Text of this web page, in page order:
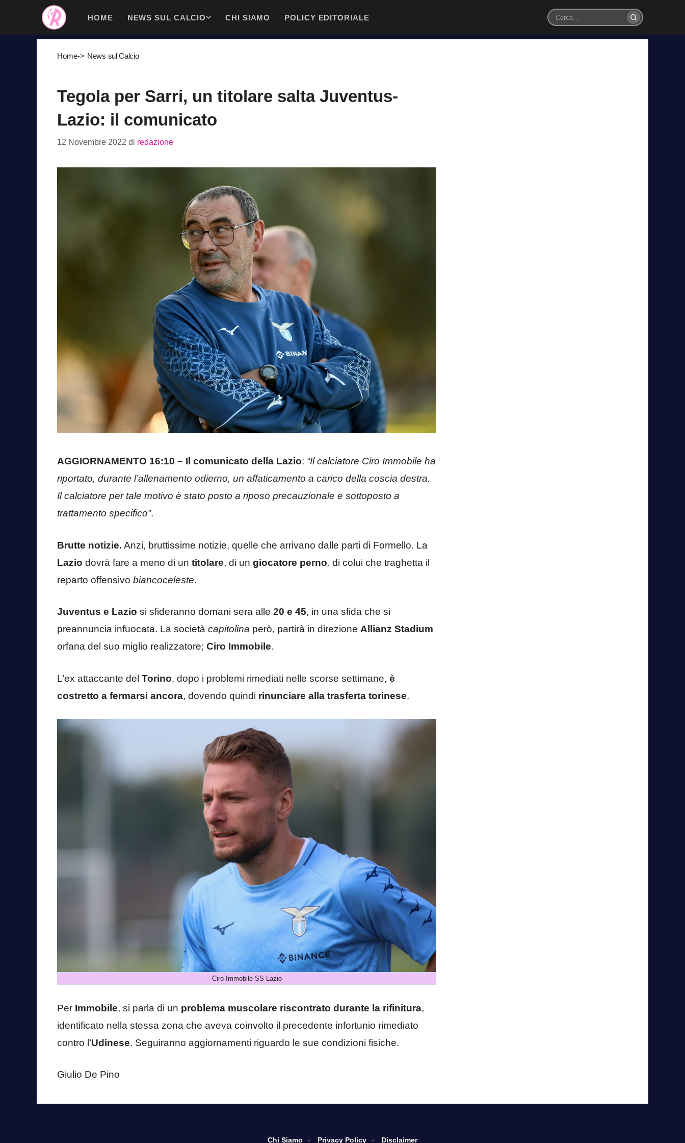
contenuto
HOME NEWS SUL CALCIO CHI SIAMO POLICY EDITORIALE
Cerca
Home-> News sul Calcio
Tegola per Sarri, un titolare salta Juventus-
Lazio: il comunicato
12 Novembre 2022 di redazione
AGGIORNAMENTO 16:10 – Il comunicato della Lazio: “Il calciatore Ciro Immobile ha
riportato, durante l’allenamento odierno, un affaticamento a carico della coscia destra.
Il calciatore per tale motivo è stato posto a riposo precauzionale e sottoposto a
trattamento specifico”.
Brutte notizie. Anzi, bruttissime notizie, quelle che arrivano dalle parti di Formello. La
Lazio dovrà fare a meno di un titolare, di un giocatore perno, di colui che traghetta il
reparto offensivo biancoceleste.
Juventus e Lazio si sfideranno domani sera alle 20 e 45, in una sfida che si
preannuncia infuocata. La società capitolina però, partirà in direzione Allianz Stadium
orfana del suo miglio realizzatore; Ciro Immobile.
L’ex attaccante del Torino, dopo i problemi rimediati nelle scorse settimane, è
costretto a fermarsi ancora, dovendo quindi rinunciare alla trasferta torinese.
Ciro Immobile SS Lazio
Per Immobile, si parla di un problema muscolare riscontrato durante la rifinitura,
identificato nella stessa zona che aveva coinvolto il precedente infortunio rimediato
contro l’Udinese. Seguiranno aggiornamenti riguardo le sue condizioni fisiche.
Giulio De Pino
Chi Siamo Privacy Policy Disclaimer